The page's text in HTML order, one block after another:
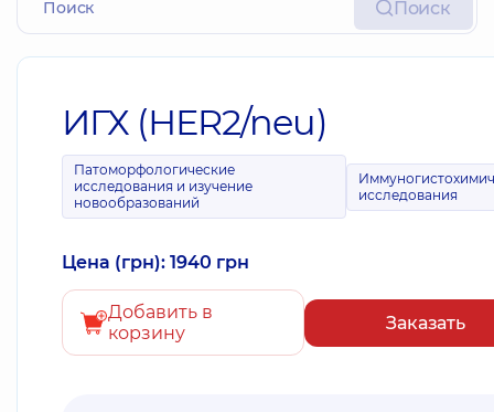
Поиск
ИГХ (НЕR2/neu)
Патоморфологические
исследования и изучение
новообразований
исследования
Цена (грн): 1940 грн
Добавить в
корзину
Заказать